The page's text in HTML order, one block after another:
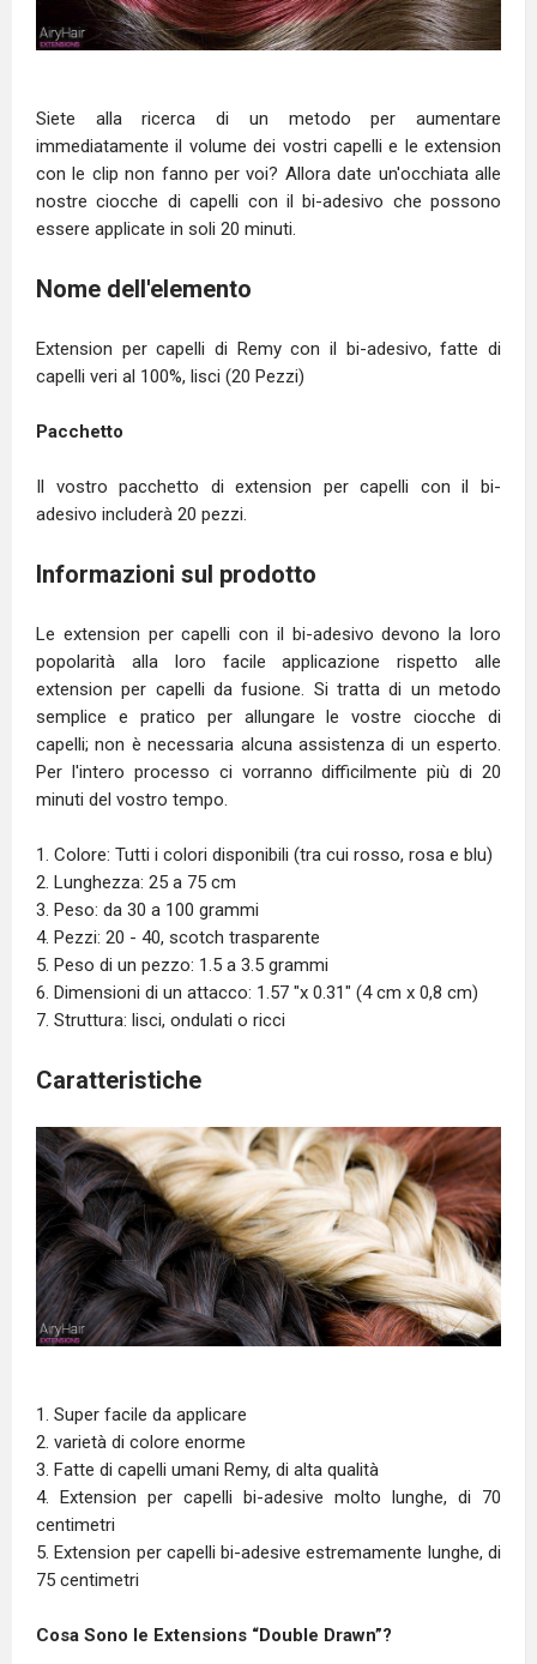
Siete alla ricerca di un metodo per aumentare
immediatamente il volume dei vostri capelli e le extension
con le clip non fanno per voi? Allora date un'occhiata alle
nostre ciocche di capelli con il bi-adesivo che possono
essere applicate in soli 20 minuti.
Nome dell'elemento
Extension per capelli di Remy con il bi-adesivo, fatte di
capelli veri al 100%, lisci (20 Pezzi)
Pacchetto
Il vostro pacchetto di extension per capelli con il bi-
adesivo includerà 20 pezzi.
Informazioni sul prodotto
Le extension per capelli con il bi-adesivo devono la loro
popolarità alla loro facile applicazione rispetto alle
extension per capelli da fusione. Si tratta di un metodo
semplice e pratico per allungare le vostre ciocche di
capelli; non è necessaria alcuna assistenza di un esperto.
Per l'intero processo ci vorranno difficilmente più di 20
minuti del vostro tempo.
1. Colore: Tutti i colori disponibili (tra cui rosso, rosa e blu)
2. Lunghezza: 25 a 75 cm
3. Peso: da 30 a 100 grammi
4. Pezzi: 20 - 40, scotch trasparente
5. Peso di un pezzo: 1.5 a 3.5 grammi
6. Dimensioni di un attacco: 1.57 "x 0.31" (4 cm x 0,8 cm)
7. Struttura: lisci, ondulati o ricci
Caratteristiche
1. Super facile da applicare
2. varietà di colore enorme
3. Fatte di capelli umani Remy, di alta qualità
4. Extension per capelli bi-adesive molto lunghe, di 70
centimetri
5. Extension per capelli bi-adesive estremamente lunghe, di
75 centimetri
Cosa Sono le Extensions “Double Drawn”?